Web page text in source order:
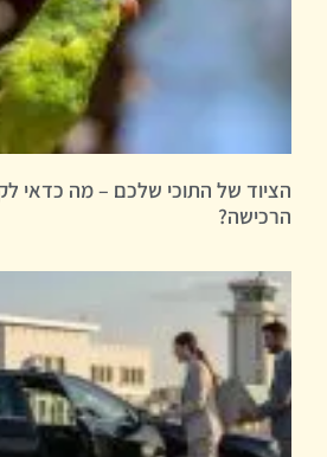
הציוד של התוכי שלכם – מה כדאי
הרכישה?